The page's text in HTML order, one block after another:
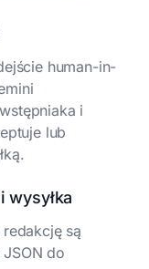
human-in-
i
lub
wysyłka
są
do